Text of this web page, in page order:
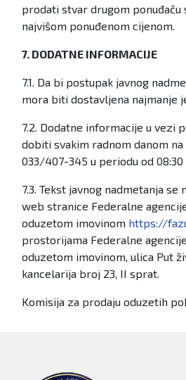
prodati stvar drugom ponuđaču
najvišom ponuđenom cijenom.
7. DODATNE INFORMACIJE
7.1. Da bi postupak javnog
mora biti dostavljena najmanje
7.2. Dodatne informacije u vezi
dobiti svakim radnom danom
033/407-345 u periodu od 08:30
7.3. Tekst javnog nadmetanja
web stranice Federalne
oduzetom imovinom https://
prostorijama Federalne
oduzetom imovinom, ulica Put
kancelarija broj 23, II sprat.
Komisija za prodaju oduzetih